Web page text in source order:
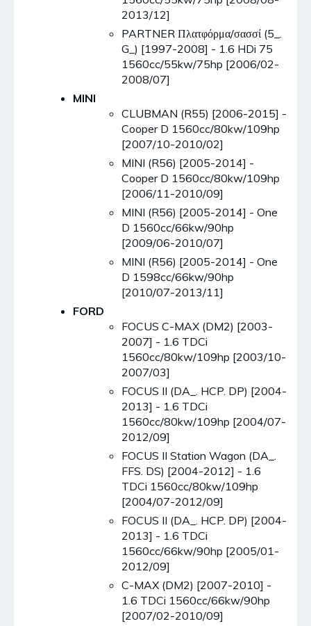
2013/12]
PARTNER Πλατφόρμα/σασσί (5_.
G_) [1997-2008] - 1.6 HDi 75
1560cc/55kw/75hp [2006/02-
2008/07]
MINI
CLUBMAN (R55) [2006-2015] -
Cooper D 1560cc/80kw/109hp
[2007/10-2010/02]
MINI (R56) [2005-2014] -
Cooper D 1560cc/80kw/109hp
[2006/11-2010/09]
MINI (R56) [2005-2014] - One
D 1560cc/66kw/90hp
[2009/06-2010/07]
MINI (R56) [2005-2014] - One
D 1598cc/66kw/90hp
[2010/07-2013/11]
FORD
FOCUS C-MAX (DM2) [2003-
2007] - 1.6 TDCi
1560cc/80kw/109hp [2003/10-
2007/03]
FOCUS II (DA_. HCP. DP) [2004-
2013] - 1.6 TDCi
1560cc/80kw/109hp [2004/07-
2012/09]
FOCUS II Station Wagon (DA_.
FFS. DS) [2004-2012] - 1.6
TDCi 1560cc/80kw/109hp
[2004/07-2012/09]
FOCUS II (DA_. HCP. DP) [2004-
2013] - 1.6 TDCi
1560cc/66kw/90hp [2005/01-
2012/09]
C-MAX (DM2) [2007-2010] -
1.6 TDCi 1560cc/66kw/90hp
[2007/02-2010/09]